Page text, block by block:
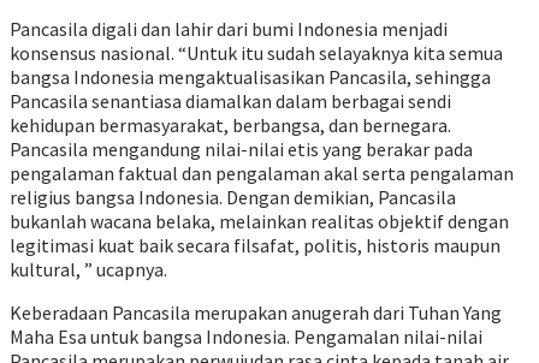
Pancasila digali dan lahir dari bumi Indonesia menjadi
konsensus nasional. “Untuk itu sudah selayaknya kita semua
bangsa Indonesia mengaktualisasikan Pancasila, sehingga
Pancasila senantiasa diamalkan dalam berbagai sendi
kehidupan bermasyarakat, berbangsa, dan bernegara.
Pancasila mengandung nilai-nilai etis yang berakar pada
pengalaman faktual dan pengalaman akal serta pengalaman
religius bangsa Indonesia. Dengan demikian, Pancasila
bukanlah wacana belaka, melainkan realitas objektif dengan
legitimasi kuat baik secara filsafat, politis, historis maupun
kultural, ” ucapnya.
Keberadaan Pancasila merupakan anugerah dari Tuhan Yang
Maha Esa untuk bangsa Indonesia. Pengamalan nilai-nilai